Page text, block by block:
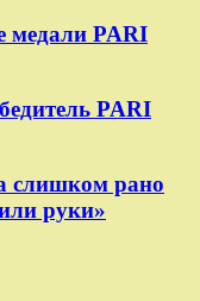
медали PARI
PARI
слишком рано
руки»